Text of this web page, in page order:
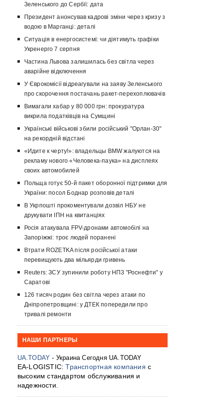
Зеленського до Сербії: дата
Президент анонсував кадрові зміни через кризу з
водою в Марганці: деталі
Ситуація в енергосистемі: чи діятимуть графіки
Укренерго 7 серпня
Частина Львова залишилась без світла через
аварійне відключення
У Єврокомісії відреагували на заяву Зеленського
про скорочення постачань ракет-перехоплювачів
Вимагали хабар у 80 000 грн: прокуратура
викрила податківців на Сумщині
Українські військові збили російський "Орлан-30"
на рекордній відстані
«Идите к черту!»: владельцы BMW жалуются на
рекламу нового «Человека-паука» на дисплеях
своих автомобилей
Польща готує 50-й пакет оборонної підтримки для
України: посол Боднар розповів деталі
В Укрпошті прокоментували дозвіл НБУ не
друкувати ІПН на квитанціях
Росія атакувала FPV-дронами автомобілі на
Запоріжжі: троє людей поранені
Втрати ROZETKA після російської атаки
перевищують два мільярди гривень
Reuters: ЗСУ зупинили роботу НПЗ "Роснефти" у
Саратові
126 тисяч родин без світла через атаки по
Дніпропетровщині: у ДТЕК попередили про
тривалі ремонти
НАШИ ПАРТНЕРЫ
UA.TODAY - Украина Сегодня UA.TODAY
EA-LOGISTIC:Транспортная компания с
высоким стандартом обслуживания и
надежности.